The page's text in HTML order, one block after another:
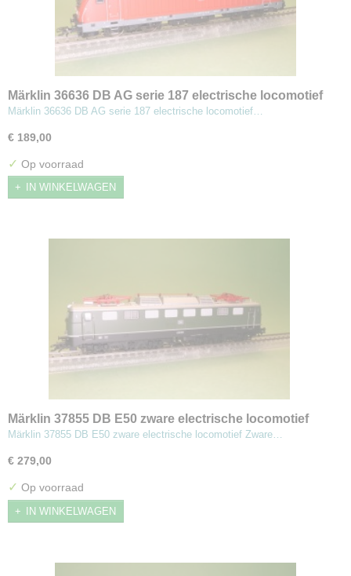
Märklin 36636 DB AG serie 187 electrische locomotief
Märklin 36636 DB AG serie 187 electrische locomotief…
€ 189,00
✓ Op voorraad
IN WINKELWAGEN
Märklin 37855 DB E50 zware electrische locomotief
Märklin 37855 DB E50 zware electrische locomotief Zware…
€ 279,00
✓ Op voorraad
IN WINKELWAGEN